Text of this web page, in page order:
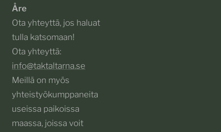
Åre
Ota yhteyttä, jos haluat
tulla katsomaan!
Ota yhteyttä:
info@taktaltarna.se
Meillä on myös
yhteistyökumppaneita
useissa paikoissa
maassa, joissa voit